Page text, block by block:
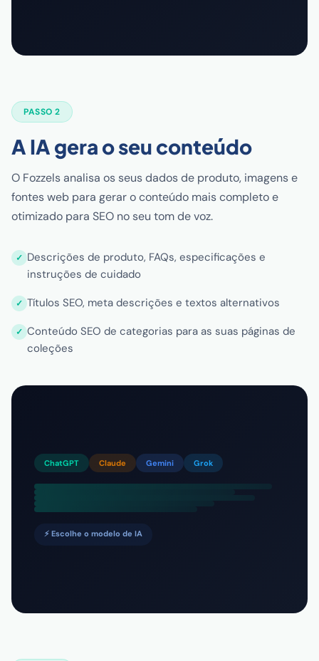
PASSO 2
A IA gera o seu conteúdo
O Fozzels analisa os seus dados de produto, imagens e
fontes web para gerar o conteúdo mais completo e
otimizado para SEO no seu tom de voz.
Descrições de produto, FAQs, especificações e
instruções de cuidado
Títulos SEO, meta descrições e textos alternativos
Conteúdo SEO de categorias para as suas páginas de
coleções
ChatGPT Claude Gemini Grok
⚡ Escolhe o modelo de IA